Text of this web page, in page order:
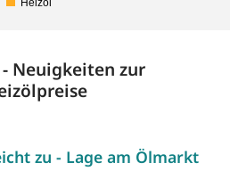
Heizöl
Neuigkeiten zur
zu - Lage am Ölmarkt